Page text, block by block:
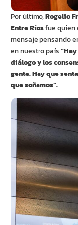
Por último,Rogelio
Entre Ríosfue quien
mensaje pensando
en nuestro país
diálogo y los
gente. Hay que
que soñamos”.